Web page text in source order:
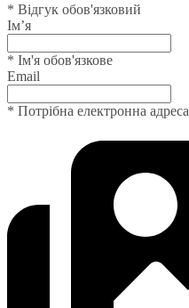
* Відгук обов'язковий
Ім’я
* Ім'я обов'язкове
Email
* Потрібна електронна адреса